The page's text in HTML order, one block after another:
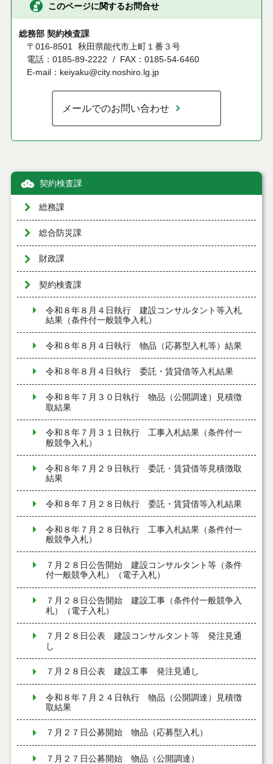
このページに関するお問合せ
総務部 契約検査課
〒016-8501 秋田県能代市上町１番３号
電話：0185-89-2222
FAX：0185-54-6460
E-mail：keiyaku@city.noshiro.lg.jp
メールでのお問い合わせ
契約検査課
総務課
総合防災課
財政課
契約検査課
令和８年８月４日執行 建設コンサルタント等入札
結果（条件付一般競争入札）
令和８年８月４日執行 物品（応募型入札等）結果
令和８年８月４日執行 委託・賃貸借等入札結果
令和８年７月３０日執行 物品（公開調達）見積徴
取結果
令和８年７月３１日執行 工事入札結果（条件付一
般競争入札）
令和８年７月２９日執行 委託・賃貸借等見積徴取
結果
令和８年７月２８日執行 委託・賃貸借等入札結果
令和８年７月２８日執行 工事入札結果（条件付一
般競争入札）
７月２８日公告開始 建設コンサルタント等（条件
付一般競争入札）（電子入札）
７月２８日公告開始 建設工事（条件付一般競争入
札）（電子入札）
７月２８日公表 建設コンサルタント等 発注見通
し
７月２８日公表 建設工事 発注見通し
令和８年７月２４日執行 物品（公開調達）見積徴
取結果
７月２７日公募開始 物品（応募型入札）
７月２７日公募開始 物品（公開調達）